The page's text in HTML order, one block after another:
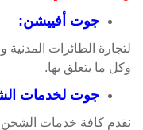
جوت أفييشن:
لتجارة الطائرات المدنية
وكل ما يتعلق بها.
جوت لخدمات
نقدم كافة خدمات